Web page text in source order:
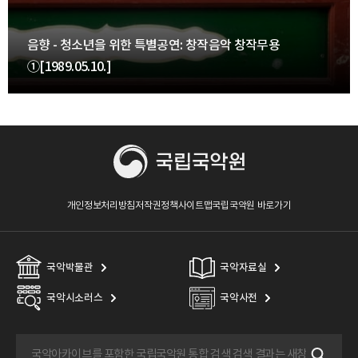
음향 - 청소년을 위한 특별공연: 창작음악 창작무용
①[1989.05.10.]
개인정보처리방침저작권정책사이트맵국립국악원 바로가기
국악박물관 국악자료실
국악시소러스 국악사전